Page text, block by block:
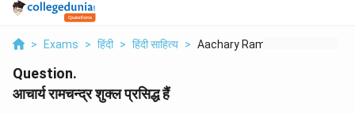
> Exams > हिंदी > हिंदी साहित्य > Aachary Ramchndr Shu...
Question.
आचार्य रामचन्द्र शुक्ल प्रसिद्ध हैं